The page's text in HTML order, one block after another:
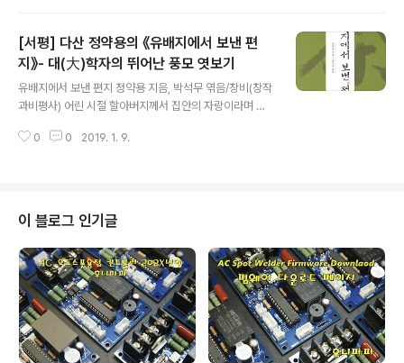
코드 주변의 '월든' 호숫가에 오두막집을 짓고 최소한의 간
소한 생활을 하면서 필요한 만큼의 땅을 갈아 호밀과 옥수
수를 키우며 남는 시간엔 호수 주변의 동식물을 관찰하거
나 독서와 명상 등을 즐기며 시간을 보냈던 헨리 데이빗 소
로우(Henry David Thoreou, 1817~1862)가 그의 경
험을 기록한 책입니다. 그가 살았던 시대를 보아 지구 반대
[서평] 다산 정약용의 《유배지에서 보낸 편
지》- 대(大)학자의 뛰어난 풍모 엿보기
유배지에서 보낸 편지 정약용 지음, 박석무 엮음/창비(창작
과비평사) 어린 시절 할아버지께서 집안의 자랑이라며 귀
있겠는데 할아버지 얘기를 조금만 더 하자면, 일본 유학 -
이 책을 읽고 쓰고 공부하는데 시간을 쏟아부었습니다. 당
연히 당신의 2세에 대한 뒷바라지는 전무했고 그것은 고스
란히 자식들에게 한(恨)으로 남게 되었습니다. 할아버지께
서 돌아가시자 직접 쓰셨던 책들을 포함한 책과 유품을 대
부분 태워 버렸는데 거기에는 그러한 한풀이의 이유였으리
라 짐작하고도 남습니다. 그 당시 어린 ..
0 0 2019. 1. 9.
이 블로그 인기글